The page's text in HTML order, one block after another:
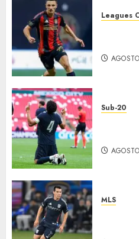
Leagues
Sub-20
MLS